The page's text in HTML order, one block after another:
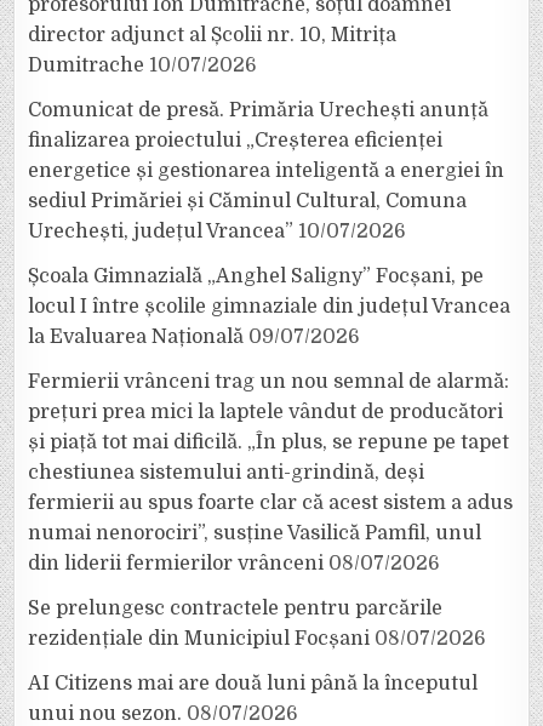
director adjunct al Școlii nr. 10, Mitrița
Dumitrache 10/07/2026
Comunicat de presă. Primăria Urechești anunță
finalizarea proiectului „Creșterea eficienței
energetice și gestionarea inteligentă a energiei în
sediul Primăriei și Căminul Cultural, Comuna
Urechești, județul Vrancea” 10/07/2026
Școala Gimnazială „Anghel Saligny” Focșani, pe
locul I între școlile gimnaziale din județul Vrancea
la Evaluarea Națională 09/07/2026
Fermierii vrânceni trag un nou semnal de alarmă:
prețuri prea mici la laptele vândut de producători
și piață tot mai dificilă. „În plus, se repune pe tapet
chestiunea sistemului anti-grindină, deși
fermierii au spus foarte clar că acest sistem a adus
numai nenorociri”, susține Vasilică Pamfil, unul
din liderii fermierilor vrânceni 08/07/2026
Se prelungesc contractele pentru parcările
rezidențiale din Municipiul Focșani 08/07/2026
AI Citizens mai are două luni până la începutul
unui nou sezon. 08/07/2026